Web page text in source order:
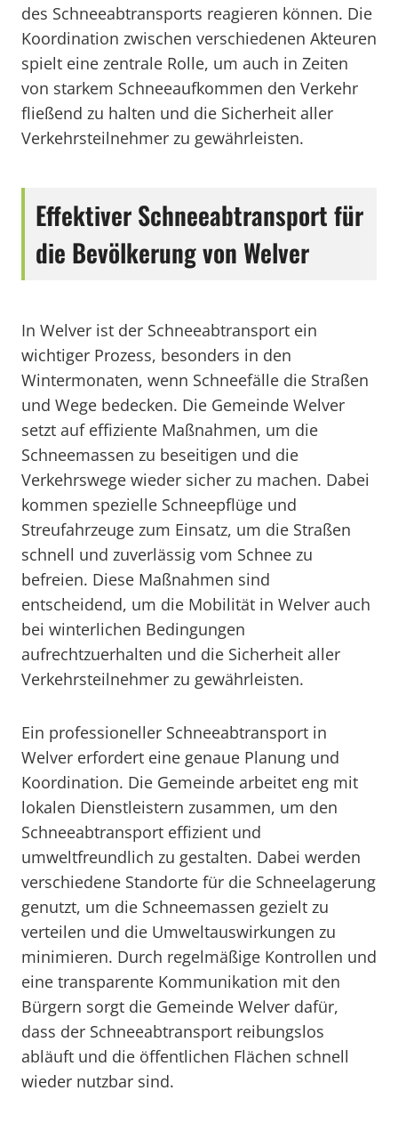
des Schneeabtransports reagieren können. Die
Koordination zwischen verschiedenen Akteuren
spielt eine zentrale Rolle, um auch in Zeiten
von starkem Schneeaufkommen den Verkehr
fließend zu halten und die Sicherheit aller
Verkehrsteilnehmer zu gewährleisten.
Effektiver Schneeabtransport für
die Bevölkerung von Welver
In Welver ist der Schneeabtransport ein
wichtiger Prozess, besonders in den
Wintermonaten, wenn Schneefälle die Straßen
und Wege bedecken. Die Gemeinde Welver
setzt auf effiziente Maßnahmen, um die
Schneemassen zu beseitigen und die
Verkehrswege wieder sicher zu machen. Dabei
kommen spezielle Schneepflüge und
Streufahrzeuge zum Einsatz, um die Straßen
schnell und zuverlässig vom Schnee zu
befreien. Diese Maßnahmen sind
entscheidend, um die Mobilität in Welver auch
bei winterlichen Bedingungen
aufrechtzuerhalten und die Sicherheit aller
Verkehrsteilnehmer zu gewährleisten.
Ein professioneller Schneeabtransport in
Welver erfordert eine genaue Planung und
Koordination. Die Gemeinde arbeitet eng mit
lokalen Dienstleistern zusammen, um den
Schneeabtransport effizient und
umweltfreundlich zu gestalten. Dabei werden
verschiedene Standorte für die Schneelagerung
genutzt, um die Schneemassen gezielt zu
verteilen und die Umweltauswirkungen zu
minimieren. Durch regelmäßige Kontrollen und
eine transparente Kommunikation mit den
Bürgern sorgt die Gemeinde Welver dafür,
dass der Schneeabtransport reibungslos
abläuft und die öffentlichen Flächen schnell
wieder nutzbar sind.